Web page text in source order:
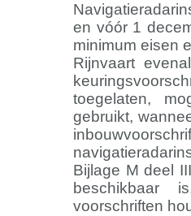
en vóór 1
minimum eisen
Rijnvaart
toegelaten,
gebruikt,
Bijlage M deel
beschikbaar
voorschriften